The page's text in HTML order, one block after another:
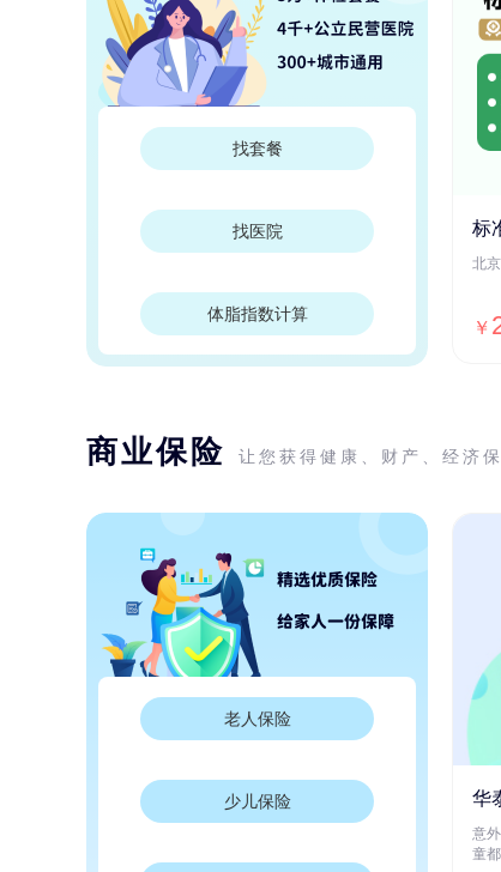
找套餐
找医院
体脂指数计算
标
￥
商业保险 让您获得健康、财产、经济
老人保险
少儿保险 华
意
童